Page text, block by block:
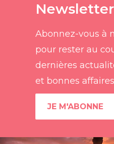
Newsletter
Abonnez-vous à
pour rester au
dernières
et bonnes
JE M'ABONNE